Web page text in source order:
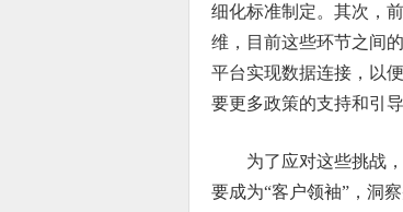
细化标准制定。其次，
维，目前这些环节之间
平台实现数据连接，以
要更多政策的支持和引
为了应对这些挑战
要成为“客户领袖”，洞